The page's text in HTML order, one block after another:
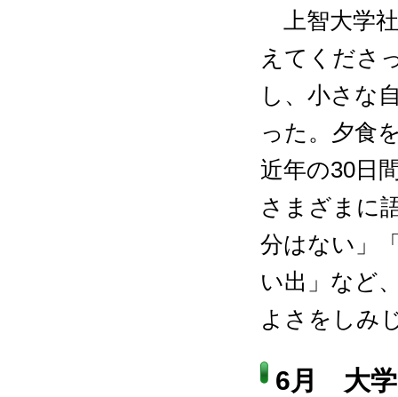
上智大学
えてくださ
し、小さな
った。夕食
近年の30日
さまざまに
分はない」
い出」など
よさをしみ
6月 大学